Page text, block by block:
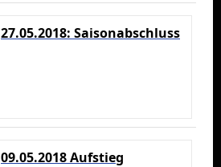
27.05.2018: Saisonabschluss
09.05.2018 Aufstieg